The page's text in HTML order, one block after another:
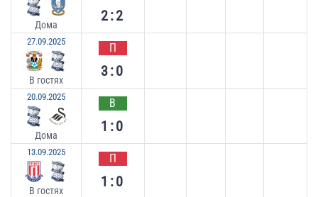
Дома
2:2
27.09.2025
В гостях
П
3:0
20.09.2025
Дома
В
1:0
13.09.2025
В гостях
П
1:0